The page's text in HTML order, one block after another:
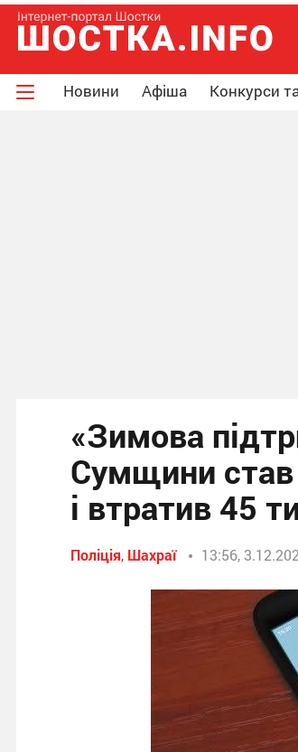
Новини Афіша Конкурси
«Зимова
Сумщини став
і втратив 45
Поліція, Шахраї 13:56,